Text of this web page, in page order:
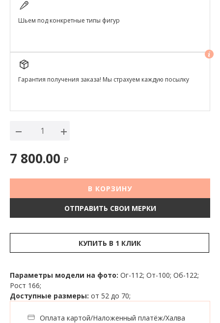
Шьем под конкретные типы фигур
Гарантия получения заказа! Мы страхуем каждую посылку
7 800.00 ₽
В КОРЗИНУ
ОТПРАВИТЬ СВОИ МЕРКИ
КУПИТЬ В 1 КЛИК
Параметры модели на фото: Ог-112; От-100; Об-122;
Рост 166;
Доступные размеры: от 52 до 70;
Оплата картой/Наложенный платёж/Халва